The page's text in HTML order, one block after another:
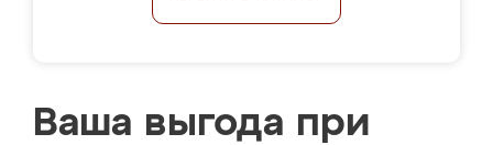
Ваша выгода при